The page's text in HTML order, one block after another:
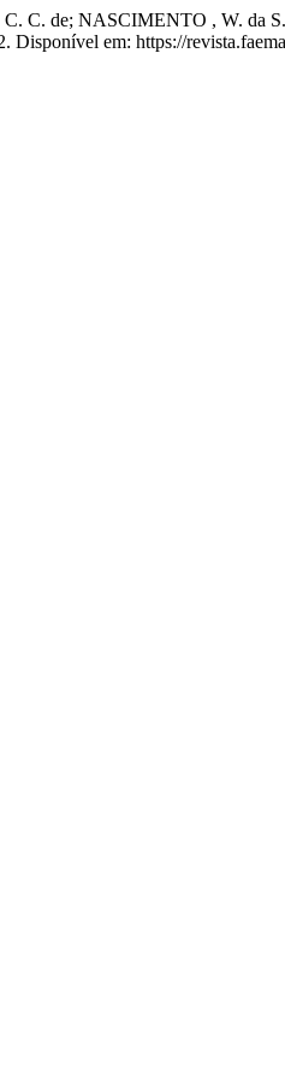
C. de; NASCIMENTO , W.
Disponível em: https://